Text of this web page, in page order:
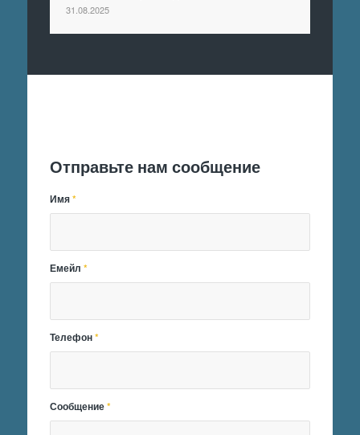
31.08.2025
Отправьте нам сообщение
Имя*
Емейл*
Телефон*
Сообщение*